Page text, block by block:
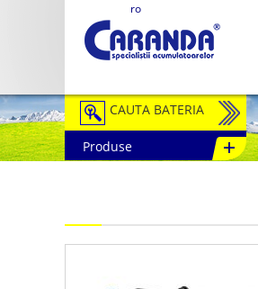
ro
CAUTA BATERIA
Auto / Moto
Semitractiune
Produse